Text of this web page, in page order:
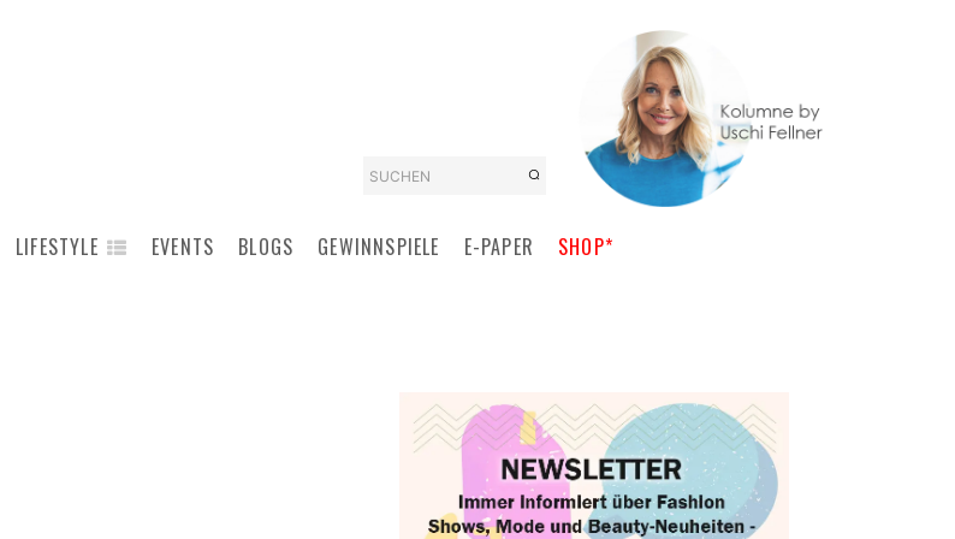
SUCHEN
LIFESTYLE EVENTS BLOGS GEWINNSPIELE E-PAPER SHOP*